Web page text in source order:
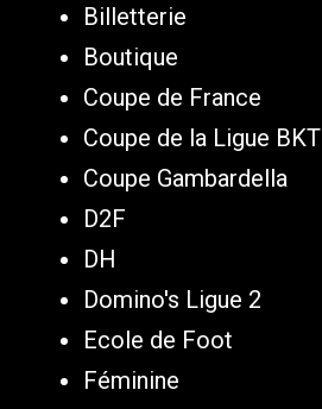
Billetterie
Boutique
Coupe de France
Coupe de la Ligue BKT
Coupe Gambardella
D2F
DH
Domino's Ligue 2
Ecole de Foot
Féminine